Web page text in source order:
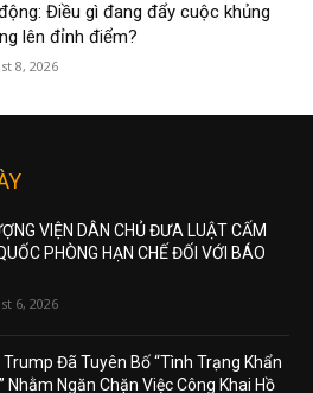
Điều gì đang đẩy cuộc khủng
lên đỉnh điểm?
8, 2026
VIỆN DÂN CHỦ ĐƯA LUẬT CẤM
PHÒNG HẠN CHẾ ĐỐI VỚI BÁO
6, 2026
Trump Đã Tuyên Bố “Tình Trạng Khẩn
Nhằm Ngăn Chặn Việc Công Khai Hồ